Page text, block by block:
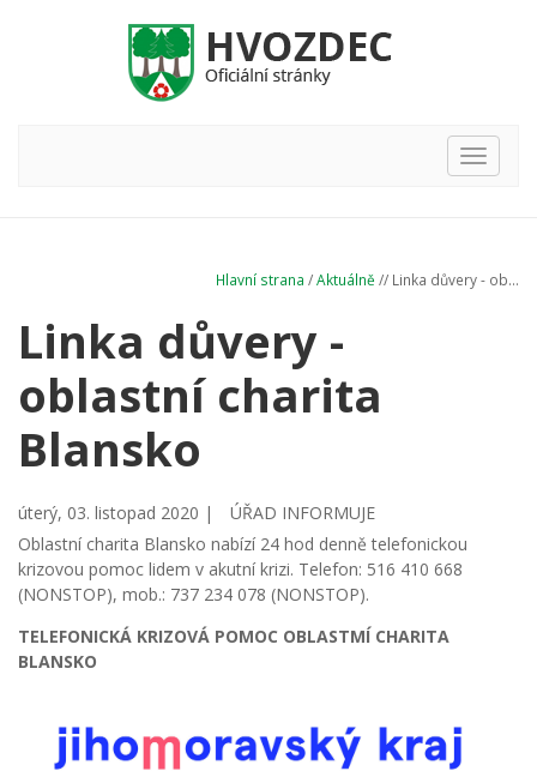
Hlavní
nabídka
Hlavní strana /Aktuálně // Linka důvery - ob...
Linka důvery -
oblastní charita
Blansko
úterý, 03. listopad 2020 |
ÚŘAD INFORMUJE
Oblastní charita Blansko nabízí 24 hod denně telefonickou
krizovou pomoc lidem v akutní krizi. Telefon: 516 410 668
(NONSTOP), mob.: 737 234 078 (NONSTOP).
TELEFONICKÁ KRIZOVÁ POMOC OBLASTMÍ CHARITA
BLANSKO